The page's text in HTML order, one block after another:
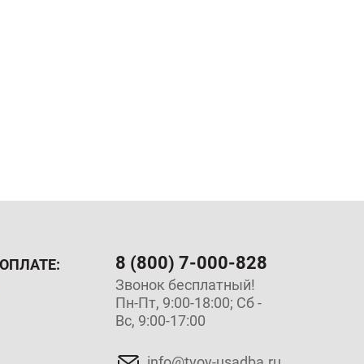
их особые виды:
специальных средств (пропиток, масел,
клапаны и вентиляционные решетки
8 (800) 7-000-828
Звонок бесплатный!
Пн-Пт, 9:00-18:00; Сб -
Вс, 9:00-17:00